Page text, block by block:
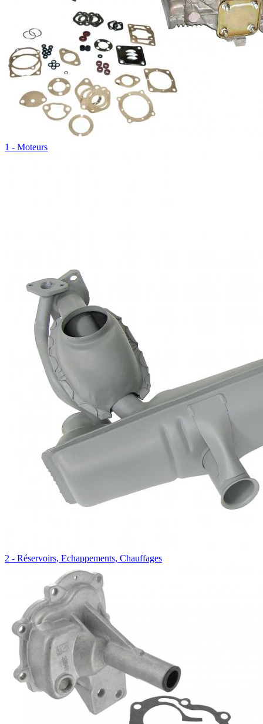
1 - Moteurs
2 - Réservoirs, Echappements, Chauffages